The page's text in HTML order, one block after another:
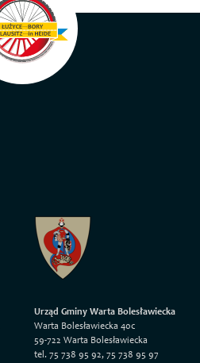
Urząd Gminy Warta Bolesławiecka
Warta Bolesławiecka 40c
59-722 Warta Bolesławiecka
tel. 75 738 95 92, 75 738 95 97